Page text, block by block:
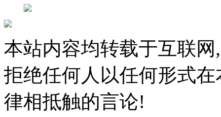
本站内容均转载于互联
拒绝任何人以任何形式
律相抵触的言论!